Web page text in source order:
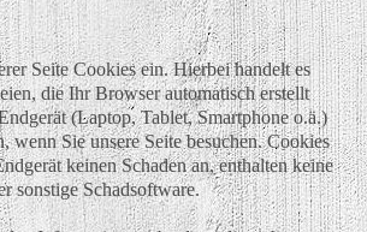
Seite Cookies ein. Hierbei handelt es
die Ihr Browser automatisch erstellt
(Laptop, Tablet, Smartphone o.ä.)
wenn Sie unsere Seite besuchen. Cookies
keinen Schaden an, enthalten keine
sonstige Schadsoftware.